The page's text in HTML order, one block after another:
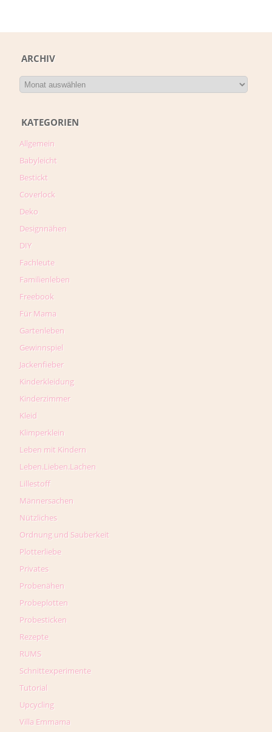
ARCHIV
KATEGORIEN
Allgemein
Babyleicht
Bestickt
Coverlock
Deko
Designnähen
DIY
Fachleute
Familienleben
Freebook
Für Mama
Gartenleben
Gewinnspiel
Jackenfieber
Kinderkleidung
Kinderzimmer
Kleid
Klimperklein
Leben mit Kindern
Leben.Lieben.Lachen
Lillestoff
Männersachen
Nützliches
Ordnung und Sauberkeit
Plotterliebe
Privates
Probenähen
Probeplotten
Probesticken
Rezepte
RUMS
Schnittexperimente
Tutorial
Upcycling
Villa Emmama